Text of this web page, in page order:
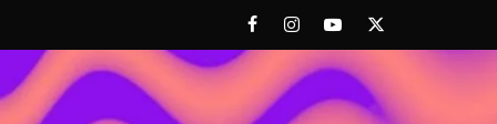
FacebookInstagramYoutubeTwitter